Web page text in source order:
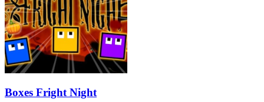
Boxes Fright Night